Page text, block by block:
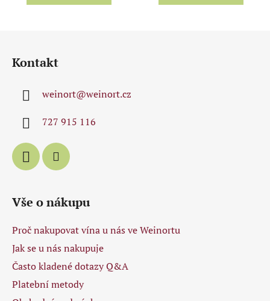
Kontakt
weinort@weinort.cz
727 915 116
Vše o nákupu
Proč nakupovat vína u nás ve Weinortu
Jak se u nás nakupuje
Často kladené dotazy Q&A
Platební metody